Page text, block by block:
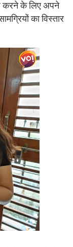
करने के लिए अपने
का विस्तार